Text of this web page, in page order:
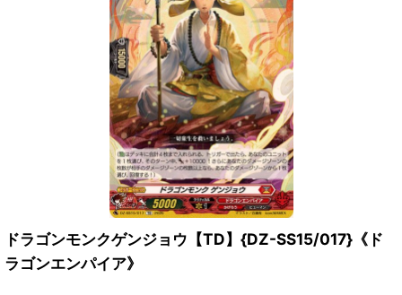
ドラゴンモンクゲンジョウ【TD】{DZ-SS15/017}《ド
ラゴンエンパイア》